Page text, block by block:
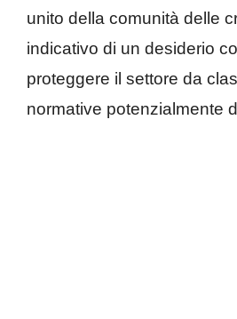
unito della comunità delle
indicativo di un desiderio
proteggere il settore da
normative potenzialmente